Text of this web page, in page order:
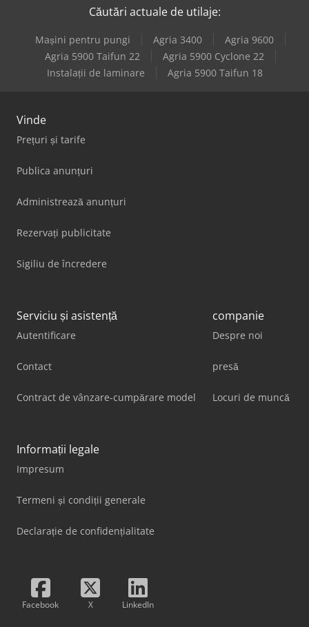
Căutări actuale de utilaje:
Mașini pentru pungi Agria 3400
Agria 9600
Agria 5900 Taifun 22
Agria 5900 Cyclone 22
Instalații de laminare
Agria 5900 Taifun 18
Vinde
Prețuri și tarife
Publica anunțuri
Administrează anunțuri
Rezervați publicitate
Sigiliu de încredere
Serviciu și asistență
Autentificare
Contact
Contract de vânzare-cumpărare model
companie
Despre noi
presă
Locuri de muncă
Informații legale
Impresum
Termeni și condiții generale
Declarație de confidențialitate
Facebook X LinkedIn